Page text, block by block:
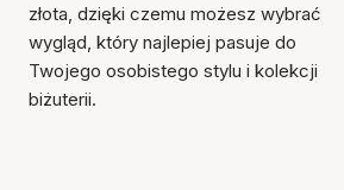
złota, dzięki czemu możesz wybrać
wygląd, który najlepiej pasuje do
Twojego osobistego stylu i kolekcji
biżuterii.